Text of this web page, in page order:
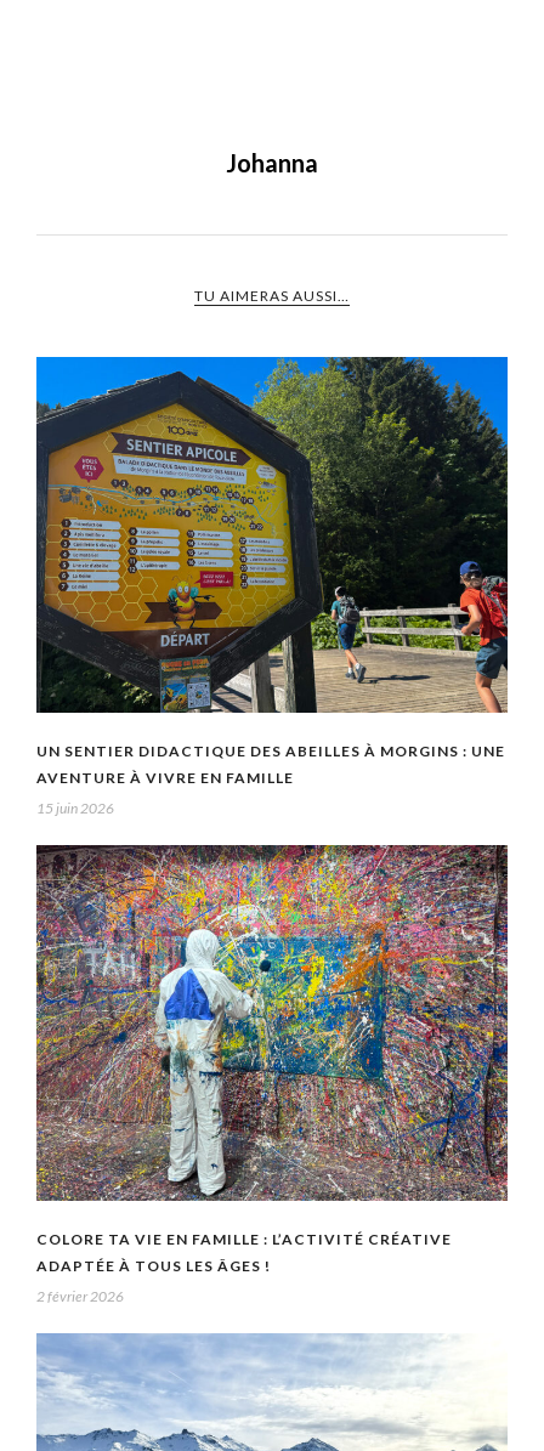
Johanna
TU AIMERAS AUSSI…
UN SENTIER DIDACTIQUE DES ABEILLES À MORGINS : UNE
AVENTURE À VIVRE EN FAMILLE
15 juin 2026
COLORE TA VIE EN FAMILLE : L’ACTIVITÉ CRÉATIVE
ADAPTÉE À TOUS LES ÂGES !
2 février 2026